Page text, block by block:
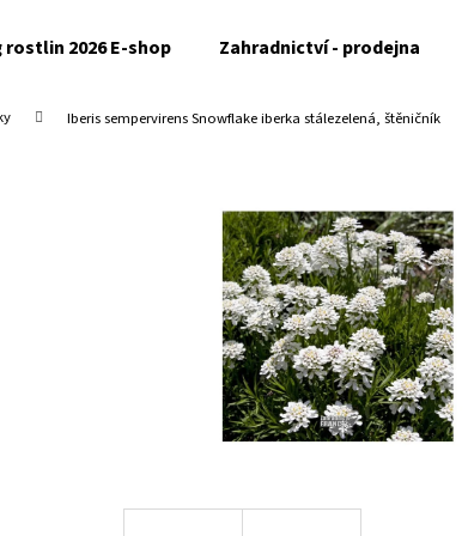
2026 E-shop Zahradnictví - prodejna
Iberis sempervirens Snowflakeiberka stálezelená, štěničník
Co potřebujete najít?
HLEDAT
Doporučujeme